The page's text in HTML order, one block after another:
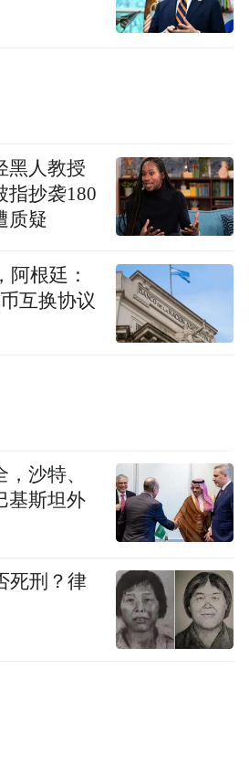
if any) is uploaded and posted
Hao, which is a social media
provides information storage
黑人教授
指抄袭180
质疑
阿根廷：
互换协议
沙特、
基斯坦外
死刑？律